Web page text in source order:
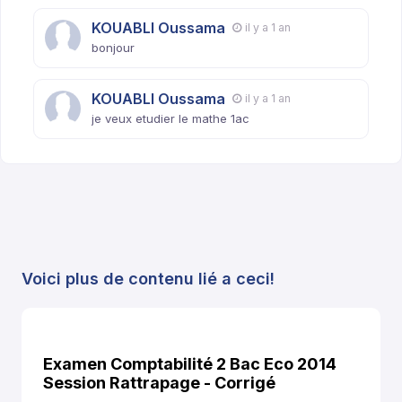
KOUABLI Oussama il y a 1 an
bonjour
KOUABLI Oussama il y a 1 an
je veux etudier le mathe 1ac
Voici plus de contenu lié a ceci!
Examen Comptabilité 2 Bac Eco 2014
Session Rattrapage - Corrigé